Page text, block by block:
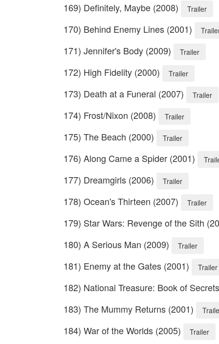
169) Definitely, Maybe (2008) Trailer
170) Behind Enemy Lines (2001)
171) Jennifer's Body (2009) Trailer
172) High Fidelity (2000) Trailer
173) Death at a Funeral (2007) Trailer
174) Frost/Nixon (2008) Trailer
175) The Beach (2000) Trailer
176) Along Came a Spider (2001)
177) Dreamgirls (2006) Trailer
178) Ocean's Thirteen (2007) Trailer
179) Star Wars: Revenge of the Sith
180) A Serious Man (2009)
Trailer
181) Enemy at the Gates (2001) Trailer
182) National Treasure: Book of
183) The Mummy Returns (2001)
184) War of the Worlds (2005) Trailer